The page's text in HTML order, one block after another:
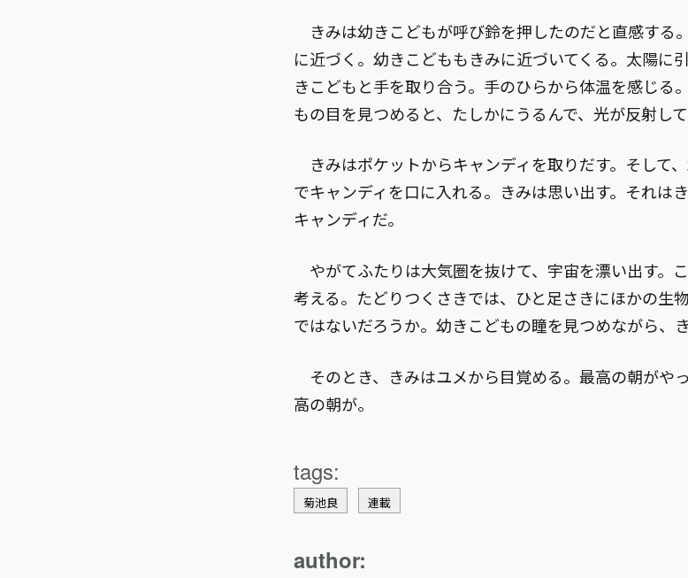
きみは幼きこどもが呼び鈴を押したのだと直感する
に近づく。幼きこどももきみに近づいてくる。太陽に
きこどもと手を取り合う。手のひらから体温を感じる
もの目を見つめると、たしかにうるんで、光が反射して
きみはポケットからキャンディを取りだす。そして
でキャンディを口に入れる。きみは思い出す。それは
キャンディだ。
やがてふたりは大気圏を抜けて、宇宙を漂い出す。
考える。たどりつくさきでは、ひと足さきにほかの生
ではないだろうか。幼きこどもの瞳を見つめながら、
そのとき、きみはユメから目覚める。最高の朝がや
高の朝が。
菊池良 連載
author: